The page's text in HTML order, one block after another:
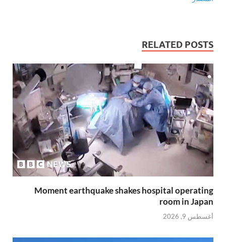
RELATED POSTS
Moment earthquake shakes hospital operating
room in Japan
أغسطس 9, 2026